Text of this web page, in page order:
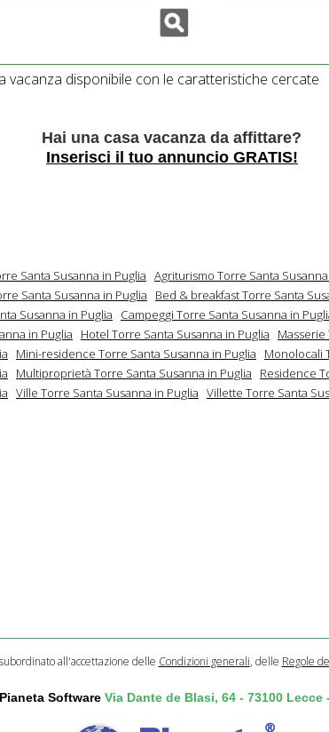
vacanza disponibile con le caratteristiche cercate
Hai una casa vacanza da affittare?
Inserisci il tuo annuncio GRATIS!
Santa Susanna in Puglia Agriturismo Torre Santa
Santa Susanna in Puglia
Bed & breakfast Torre Santa
Susanna in Puglia
Campeggi Torre Santa Susanna in
in Puglia
Hotel Torre Santa Susanna in Puglia
Masserie
Mini-residence Torre Santa Susanna in Puglia
Monolocali
Multiproprietà Torre Santa Susanna in Puglia
Residence
Ville Torre Santa Susanna in Puglia Villette Torre Santa
all'accettazione delle Condizioni generali, delle Regole
Pianeta SoftwareVia Dante de Blasi, 64 - 73100 Lecce